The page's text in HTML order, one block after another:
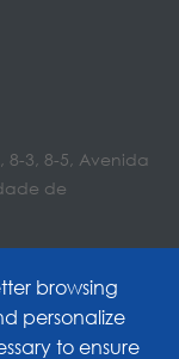
8-3, 8-5, Avenida
de
browsing
personalize
to ensure